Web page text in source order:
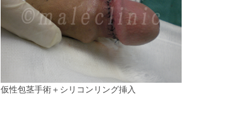
仮性包茎手術＋シリコンリング挿入